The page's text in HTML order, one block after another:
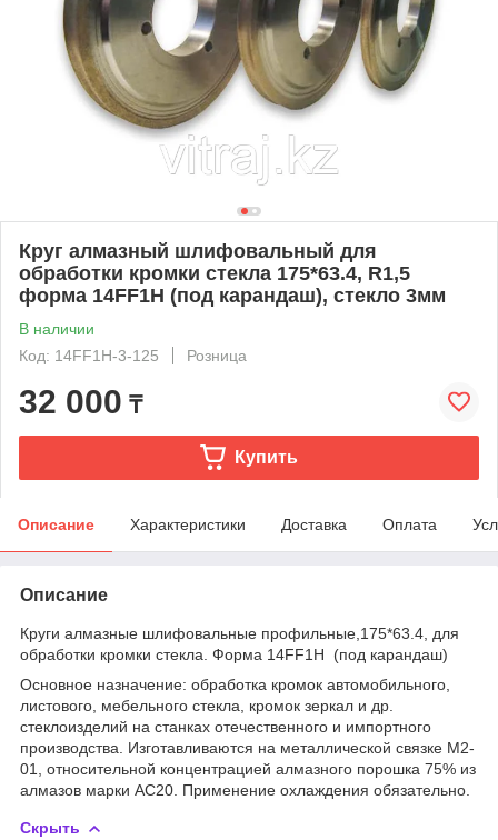
Круг алмазный шлифовальный для
обработки кромки стекла 175*63.4, R1,5
форма 14FF1H (под карандаш), стекло 3мм
В наличии
Код: 14FF1H-3-125
Розница
32 000 ₸
Купить
Описание Характеристики Доставка Оплата
Описание
Круги алмазные шлифовальные профильные,175*63.4, для
обработки кромки стекла. Форма 14FF1H (под карандаш)
Основное назначение: обработка кромок автомобильного,
листового, мебельного стекла, кромок зеркал и др.
стеклоизделий на станках отечественного и импортного
производства. Изготавливаются на металлической связке М2-
01, относительной концентрацией алмазного порошка 75% из
алмазов марки АС20. Применение охлаждения обязательно.
Скрыть